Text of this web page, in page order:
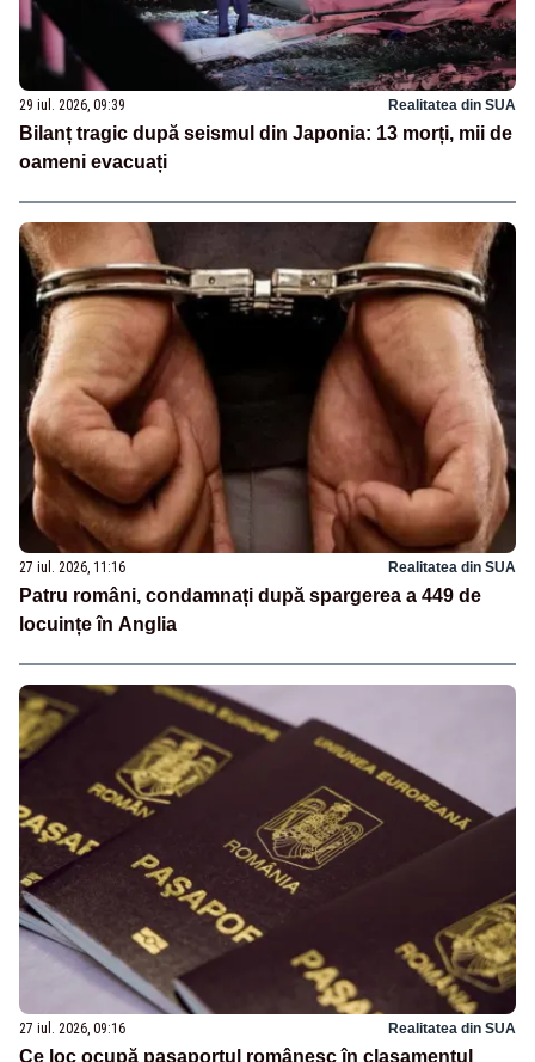
29 iul. 2026, 09:39 Realitatea din SUA
Bilanț tragic după seismul din Japonia: 13 morți, mii de
oameni evacuați
27 iul. 2026, 11:16 Realitatea din SUA
Patru români, condamnați după spargerea a 449 de
locuințe în Anglia
27 iul. 2026, 09:16 Realitatea din SUA
Ce loc ocupă pașaportul românesc în clasamentul